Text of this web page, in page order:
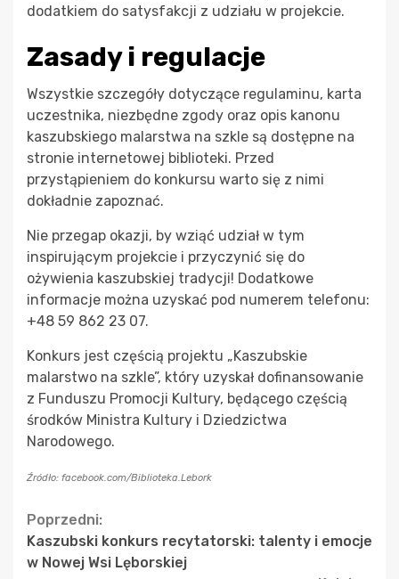
dodatkiem do satysfakcji z udziału w projekcie.
Zasady i regulacje
Wszystkie szczegóły dotyczące regulaminu, karta
uczestnika, niezbędne zgody oraz opis kanonu
kaszubskiego malarstwa na szkle są dostępne na
stronie internetowej biblioteki. Przed
przystąpieniem do konkursu warto się z nimi
dokładnie zapoznać.
Nie przegap okazji, by wziąć udział w tym
inspirującym projekcie i przyczynić się do
ożywienia kaszubskiej tradycji! Dodatkowe
informacje można uzyskać pod numerem telefonu:
+48 59 862 23 07.
Konkurs jest częścią projektu „Kaszubskie
malarstwo na szkle”, który uzyskał dofinansowanie
z Funduszu Promocji Kultury, będącego częścią
środków Ministra Kultury i Dziedzictwa
Narodowego.
Źródło: facebook.com/Biblioteka.Lebork
Continue
Reading
Poprzedni:
Kaszubski konkurs recytatorski: talenty i emocje
w Nowej Wsi Lęborskiej